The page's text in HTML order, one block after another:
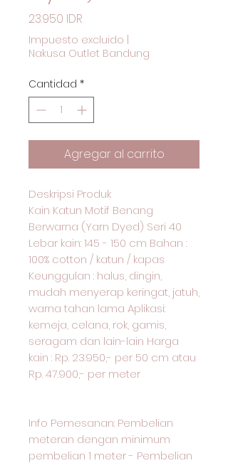
23.950 IDR
Impuesto excluido
Nakusa Outlet Bandung
Cantidad *
Agregar al carrito
Deskripsi Produk
Kain Katun Motif Benang
Berwarna (Yarn Dyed) Seri 40
Lebar kain: 145 - 150 cm Bahan :
100% cotton / katun / kapas
Keunggulan : halus, dingin,
mudah menyerap keringat, jatuh,
warna tahan lama Aplikasi:
kemeja, celana, rok, gamis,
seragam dan lain-lain Harga
kain : Rp. 23.950,- per 50 cm atau
Rp. 47.900,- per meter
Info Pemesanan: Pembelian
meteran dengan minimum
pembelian 1 meter - Pembelian